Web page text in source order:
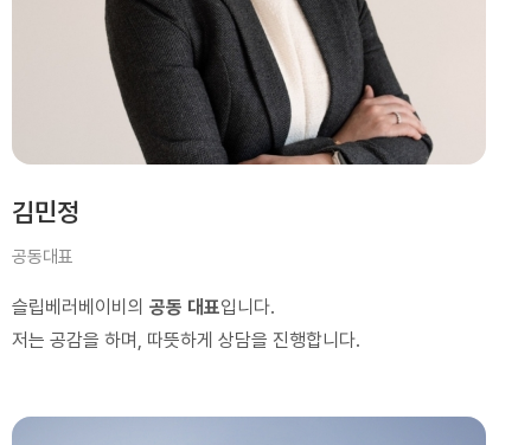
김민정
공동대표
슬립베러베이비의 공동 대표입니다.
저는 공감을 하며, 따뜻하게 상담을 진행합니다.